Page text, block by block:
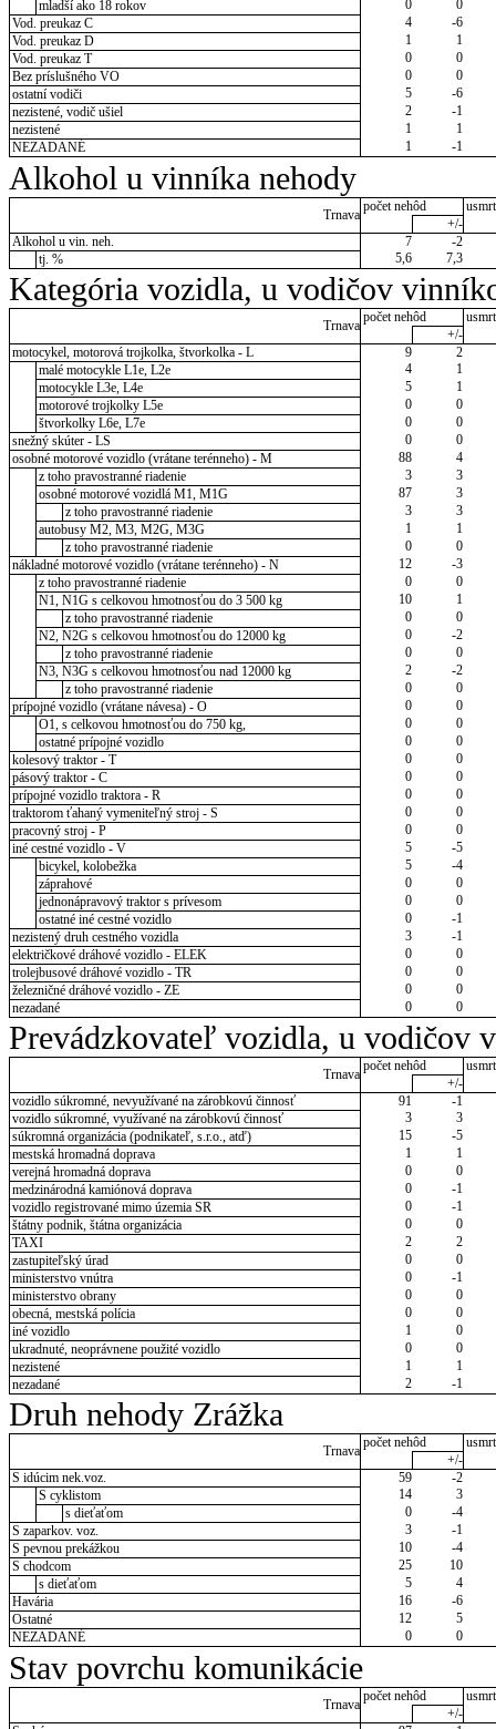
mladší ako 18 rokov
0
0
Vod. preukaz C
4
-6
Vod. preukaz D
1
1
Vod. preukaz T
0
0
Bez príslušného VO
0
0
ostatní vodiči
5
-6
nezistené, vodič ušiel
2
-1
nezistené
1
1
NEZADANÉ
1 -1
Alkohol u vinníka nehody
Trnava
počet nehôd
+/-
Alkohol u vin. neh.
7
-2
tj. %
5,6 7,3
Kategória vozidla, u vodičov
Trnava
počet nehôd
+/-
motocykel, motorová trojkolka, štvorkolka - L
9
2
malé motocykle L1e, L2e
4
1
motocykle L3e, L4e
5
1
motorové trojkolky L5e
0
0
štvorkolky L6e, L7e
0
0
snežný skúter - LS
0
0
osobné motorové vozidlo (vrátane terénneho) - M
88
4
z toho pravostranné riadenie
3
3
osobné motorové vozidlá M1, M1G
87
3
z toho pravostranné riadenie
3
3
autobusy M2, M3, M2G, M3G
1
1
z toho pravostranné riadenie
0
0
nákladné motorové vozidlo (vrátane terénneho) - N
12
-3
z toho pravostranné riadenie
0
0
N1, N1G s celkovou hmotnosťou do 3 500 kg
10
1
z toho pravostranné riadenie
0
0
N2, N2G s celkovou hmotnosťou do 12000 kg
0
-2
z toho pravostranné riadenie
0
0
N3, N3G s celkovou hmotnosťou nad 12000 kg
2
-2
z toho pravostranné riadenie
0
0
prípojné vozidlo (vrátane návesa) - O
0
0
O1, s celkovou hmotnosťou do 750 kg,
0
0
ostatné prípojné vozidlo
0
0
kolesový traktor - T
0
0
pásový traktor - C
0
0
prípojné vozidlo traktora - R
0
0
traktorom ťahaný vymeniteľný stroj - S
0
0
pracovný stroj - P
0
0
iné cestné vozidlo - V
5
-5
bicykel, kolobežka
5
-4
záprahové
0
0
jednonápravový traktor s prívesom
0
0
ostatné iné cestné vozidlo
0
-1
nezistený druh cestného vozidla
3
-1
električkové dráhové vozidlo - ELEK
0
0
trolejbusové dráhové vozidlo - TR
0
0
železničné dráhové vozidlo - ZE
0
0
nezadané
0 0
Prevádzkovateľ vozidla, u vodičov
Trnava
počet nehôd
+/-
vozidlo súkromné, nevyužívané na zárobkovú činnosť
91
-1
vozidlo súkromné, využívané na zárobkovú činnosť
3
3
súkromná organizácia (podnikateľ, s.r.o., atď)
15
-5
mestská hromadná doprava
1
1
verejná hromadná doprava
0
0
medzinárodná kamiónová doprava
0
-1
vozidlo registrované mimo územia SR
0
-1
štátny podnik, štátna organizácia
0
0
TAXI
2
2
zastupiteľský úrad
0
0
ministerstvo vnútra
0
-1
ministerstvo obrany
0
0
obecná, mestská polícia
0
0
iné vozidlo
1
0
ukradnuté, neoprávnene použité vozidlo
0
0
nezistené
1
1
nezadané
2 -1
Druh nehody Zrážka
Trnava
počet nehôd
+/-
S idúcim nek.voz.
59
-2
S cyklistom
14
3
s dieťaťom
0
-4
S zaparkov. voz.
3
-1
S pevnou prekážkou
10
-4
S chodcom
25
10
s dieťaťom
5
4
Havária
16
-6
Ostatné
12
5
NEZADANÉ
0 0
Stav povrchu komunikácie
Trnava
počet nehôd
+/-